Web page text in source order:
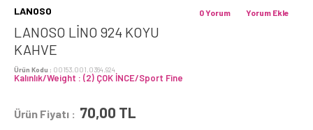
LANOSO
LANOSO LİNO 924 KOYU
KAHVE
Ürün Kodu : 00153.001.0364.924
Kalınlık/Weight : (2) ÇOK İNCE/Sport Fine
Yorum Ekle
0 Yorum
Ürün Fiyatı : 70,00 TL